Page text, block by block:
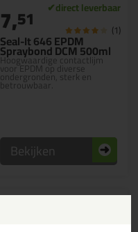
Seal-It 646 EPDM
Spraybond DCM 500ml
Hoogwaardige contactlijm
voor EPDM op diverse
ondergronden, sterk en
betrouwbaar.
7,51 (1)
Bekijken